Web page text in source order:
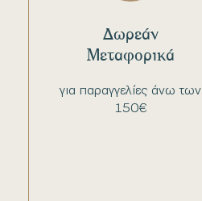
για παραγγελίες άνω των
150€
Δωρεάν
Μεταφορικά